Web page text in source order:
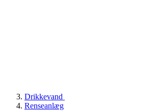
Drikkevand
Renseanlæg